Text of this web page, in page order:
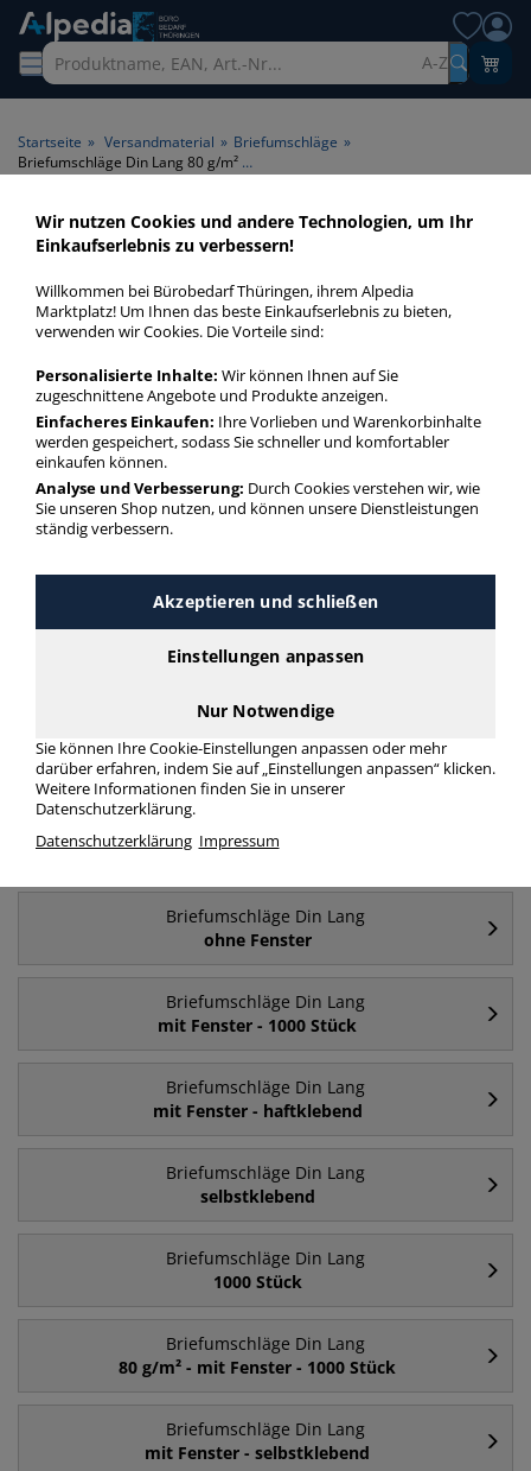
A-Z
Startseite » Versandmaterial » Briefumschläge »
Briefumschläge Din Lang 80 g/m² haftklebend ohne Fenster
Briefumschläge Din Lang 80
g/m² haftklebend ohne
Fenster > Papiergrammatur
80 g/m² > Fenster ohne
Fenster > Klebung
haftklebend
Briefumschläge Din Lang 80 gm² ohne Fenster haftklebend in
bester Qualität zum günstigen Preis. Finden Sie schnell
Briefumschläge Din Lang 80 gm² ohne Fenster haftklebend
mit unserer Filter-Funktion.
Briefumschläge Din Lang 80 g/m² haftklebend
ohne Fenster
mehr Infos zur Kategorie
Häufig gesucht
Briefumschläge Din Lang
mit Fenster
Briefumschläge Din Lang
ohne Fenster
Briefumschläge Din Lang
mit Fenster - 1000 Stück
Briefumschläge Din Lang
mit Fenster - haftklebend
Briefumschläge Din Lang
selbstklebend
Briefumschläge Din Lang
1000 Stück
Briefumschläge Din Lang
80 g/m² - mit Fenster - 1000 Stück
Briefumschläge Din Lang
mit Fenster - selbstklebend
Wir nutzen Cookies und andere Technologien, um Ihr
Einkaufserlebnis zu verbessern!
Willkommen bei Bürobedarf Thüringen, ihrem Alpedia
Marktplatz! Um Ihnen das beste Einkaufserlebnis zu bieten,
verwenden wir Cookies. Die Vorteile sind:
Personalisierte Inhalte: Wir können Ihnen auf Sie
zugeschnittene Angebote und Produkte anzeigen.
Einfacheres Einkaufen: Ihre Vorlieben und Warenkorbinhalte
werden gespeichert, sodass Sie schneller und komfortabler
einkaufen können.
Analyse und Verbesserung: Durch Cookies verstehen wir, wie
Sie unseren Shop nutzen, und können unsere Dienstleistungen
ständig verbessern.
Akzeptieren und schließen
Einstellungen anpassen
Nur Notwendige
Sie können Ihre Cookie-Einstellungen anpassen oder mehr
darüber erfahren, indem Sie auf „Einstellungen anpassen“ klicken.
Weitere Informationen finden Sie in unserer
Datenschutzerklärung.
Datenschutzerklärung Impressum